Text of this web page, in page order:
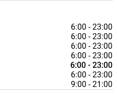
6:00 - 23:00
6:00 - 23:00
6:00 - 23:00
6:00 - 23:00
6:00 - 23:00
6:00 - 23:00
9:00 - 21:00